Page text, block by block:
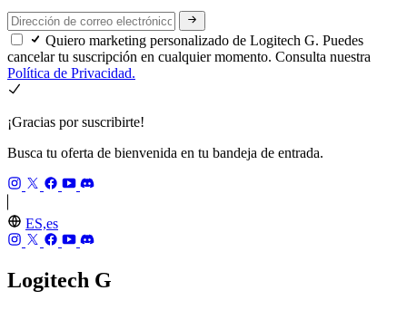
Quiero marketing personalizado de Logitech G. Puedes
cancelar tu suscripción en cualquier momento. Consulta nuestra
Política de Privacidad.
¡Gracias por suscribirte!
Busca tu oferta de bienvenida en tu bandeja de entrada.
ES,es
Logitech G